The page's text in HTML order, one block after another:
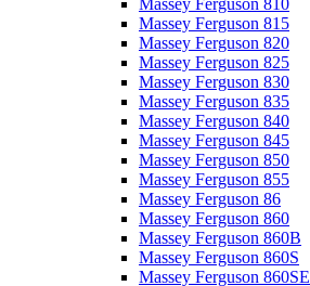
Massey Ferguson 810
Massey Ferguson 815
Massey Ferguson 820
Massey Ferguson 825
Massey Ferguson 830
Massey Ferguson 835
Massey Ferguson 840
Massey Ferguson 845
Massey Ferguson 850
Massey Ferguson 855
Massey Ferguson 86
Massey Ferguson 860
Massey Ferguson 860B
Massey Ferguson 860S
Massey Ferguson 860SE